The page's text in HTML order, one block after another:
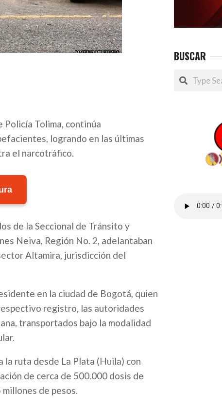
Policía Tolima, continúa
logrando en las últimas
el narcotráfico.
de la Seccional de Tránsito y
Neiva, Región No. 2, adelantaban
Altamira, jurisdicción del
en la ciudad de Bogotá, quien
registro, las autoridades
transportados bajo la modalidad
la ruta desde La Plata (Huila) con
de cerca de 500.000 dosis de
de pesos.
BUSCAR
Search